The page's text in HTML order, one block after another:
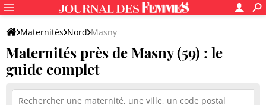
Maternités Nord Masny
Maternités près de Masny (59) : le
guide complet